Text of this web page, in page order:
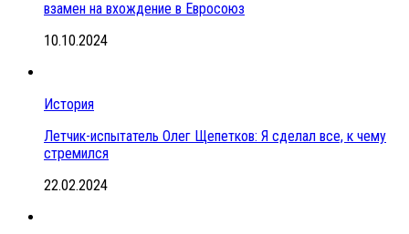
взамен на вхождение в Евросоюз
10.10.2024
История
Летчик-испытатель Олег Щепетков: Я сделал все, к чему
стремился
22.02.2024